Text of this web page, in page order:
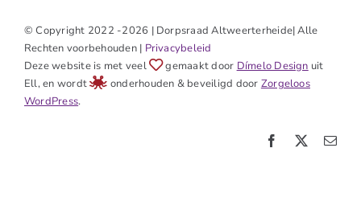
© Copyright 2022 -2026 | Dorpsraad Altweerterheide| Alle
Rechten voorbehouden | Privacybeleid
Deze website is met veel
gemaakt door Dímelo Design uit
Ell, en wordt
onderhouden & beveiligd door Zorgeloos
WordPress.